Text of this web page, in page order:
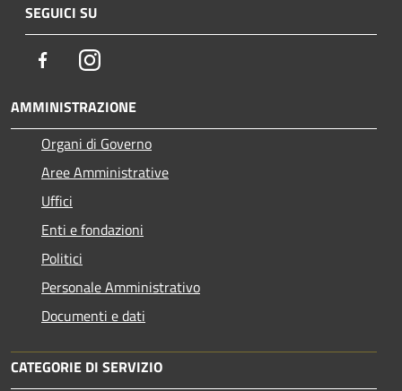
SEGUICI SU
FacebookInstagram
AMMINISTRAZIONE
Organi di Governo
Aree Amministrative
Uffici
Enti e fondazioni
Politici
Personale Amministrativo
Documenti e dati
CATEGORIE DI SERVIZIO